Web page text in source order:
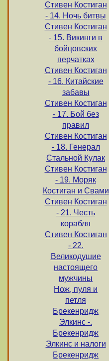
Стивен Костиган
- 14. Ночь битвы
Стивен Костиган
- 15. Викинги в
бойцовских
перчатках
Стивен Костиган
- 16. Китайские
забавы
Стивен Костиган
- 17. Бой без
правил
Стивен Костиган
- 18. Генерал
Стальной Кулак
Стивен Костиган
- 19. Моряк
Костиган и Свами
Стивен Костиган
- 21. Честь
корабля
Стивен Костиган
- 22.
Великодушие
настоящего
мужчины
Нож, пуля и
петля
Брекенридж
Элкинс -.
Брекенридж
Элкинс и налоги
Брекенридж